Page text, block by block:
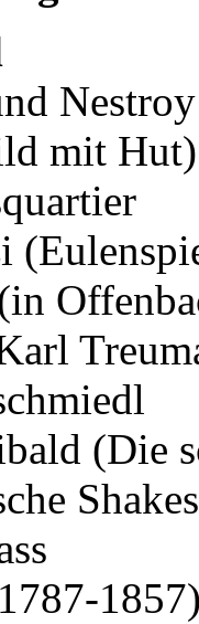
mit Hut)
(Die